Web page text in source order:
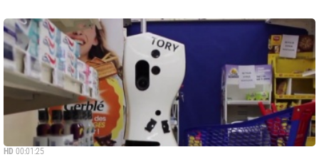
HD 00:01:25